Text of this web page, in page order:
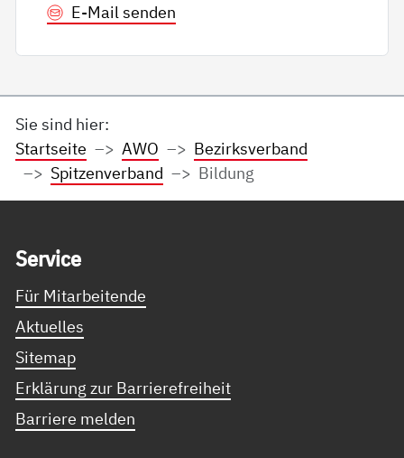
E-Mail senden
Sie sind hier:
Startseite
AWO
Bezirksverband
Spitzenverband
Bildung
Ser­vice
Für Mitarbeitende
Aktuelles
Sitemap
Erklärung zur Barrierefreiheit
Barriere melden